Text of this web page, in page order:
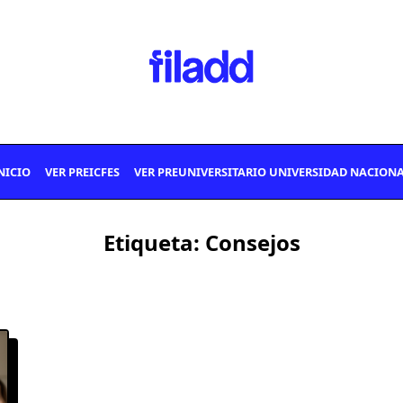
VER PREICFES VER PREUNIVERSITARIO UNIVERSIDAD
Etiqueta: Consejos